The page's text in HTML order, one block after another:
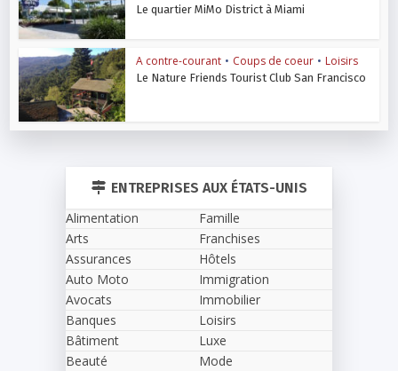
Le quartier MiMo District à Miami
A contre-courant • Coups de coeur • Loisirs
Le Nature Friends Tourist Club San Francisco
ENTREPRISES AUX ÉTATS-UNIS
Alimentation
Arts
Assurances
Auto Moto
Avocats
Banques
Bâtiment
Beauté
Famille
Franchises
Hôtels
Immigration
Immobilier
Loisirs
Luxe
Mode